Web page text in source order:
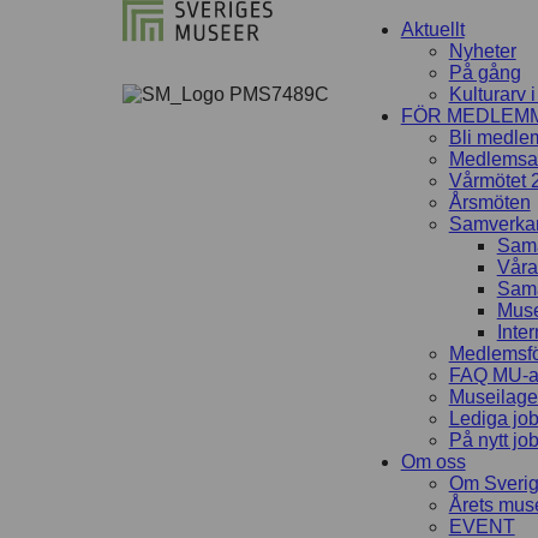
Aktuellt
Nyheter
På gång
Kulturarv
FÖR
Bli
Vårmötet
Årsmöten
FAQ MU-
Lediga
På nytt
Om oss
Om
Årets
EVENT